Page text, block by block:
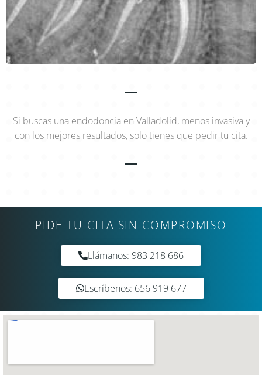
Si buscas una endodoncia en Valladolid, menos invasiva y
con los mejores resultados, solo tienes que pedir tu cita.
PIDE TU CITA SIN COMPROMISO
Llámanos: 983 218 686
Escríbenos: 656 919 677